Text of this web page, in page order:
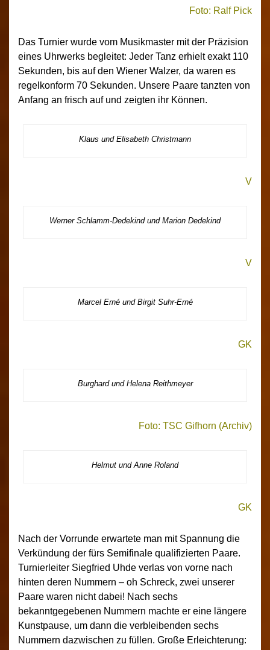
Foto: Ralf Pick
Das Turnier wurde vom Musikmaster mit der Präzision
eines Uhrwerks begleitet: Jeder Tanz erhielt exakt 110
Sekunden, bis auf den Wiener Walzer, da waren es
regelkonform 70 Sekunden. Unsere Paare tanzten von
Anfang an frisch auf und zeigten ihr Können.
Klaus und Elisabeth Christmann
V
Werner Schlamm-Dedekind und Marion Dedekind
V
Marcel Erné und Birgit Suhr-Erné
GK
Burghard und Helena Reithmeyer
Foto: TSC Gifhorn (Archiv)
Helmut und Anne Roland
GK
Nach der Vorrunde erwartete man mit Spannung die
Verkündung der fürs Semifinale qualifizierten Paare.
Turnierleiter Siegfried Uhde verlas von vorne nach
hinten deren Nummern – oh Schreck, zwei unserer
Paare waren nicht dabei! Nach sechs
bekanntgegebenen Nummern machte er eine längere
Kunstpause, um dann die verbleibenden sechs
Nummern dazwischen zu füllen. Große Erleichterung: